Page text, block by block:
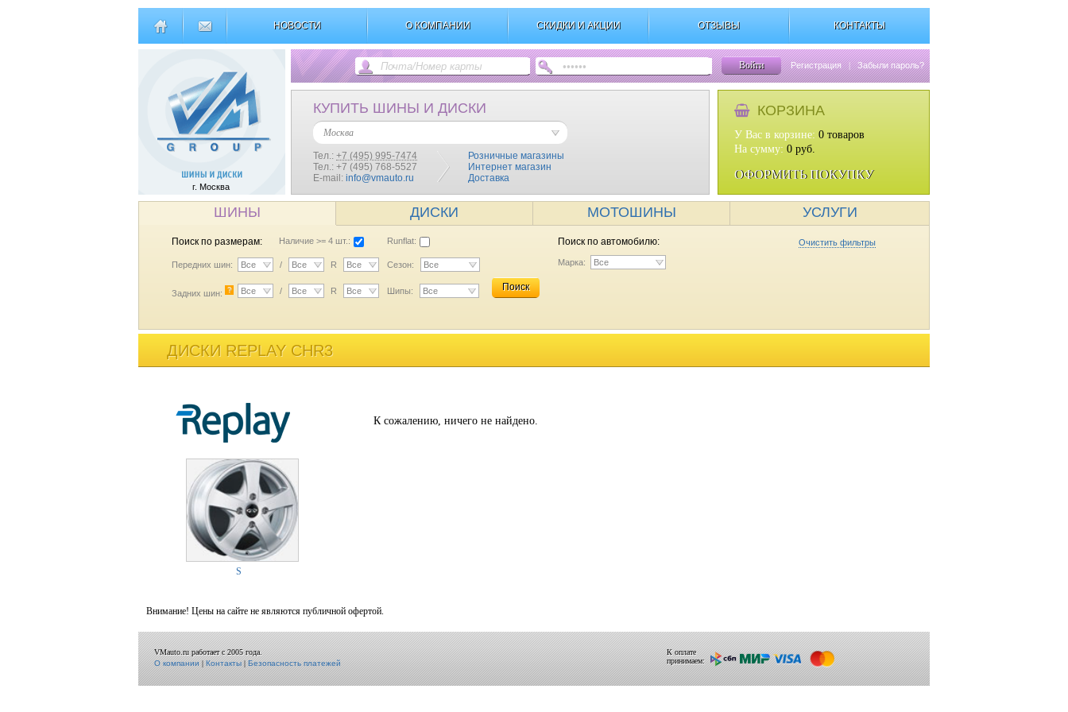
НОВОСТИ О КОМПАНИИ СКИДКИ И АКЦИИ ОТЗЫВЫ КОНТАКТЫ
г. Москва
Войти Регистрация | Забыли пароль?
КУПИТЬ ШИНЫ И ДИСКИ
Москва
Тел.: +7 (495) 995-7474
Тел.: +7 (495) 768-5527
E-mail: info@vmauto.ru
Розничные магазины
Интернет магазин
Доставка
КОРЗИНА
У Вас в корзине: 0 товаров
На сумму: 0 руб.
ОФОРМИТЬ ПОКУПКУ
ШИНЫ ДИСКИ МОТОШИНЫ УСЛУГИ
Поиск по размерам: Наличие >= 4 шт.: Runflat:
Передних шин: Все / Все R Все Сезон: Все
Задних шин: ? Все / Все R Все Шипы: Все Поиск
Поиск по автомобилю: Очистить фильтры
Марка: Все
ДИСКИ REPLAY CHR3
S
К сожалению, ничего не найдено.
Внимание! Цены на сайте не являются публичной офертой.
VMauto.ru работает с 2005 года.
О компании|Контакты|Безопасность платежей
К оплате
принимаем: